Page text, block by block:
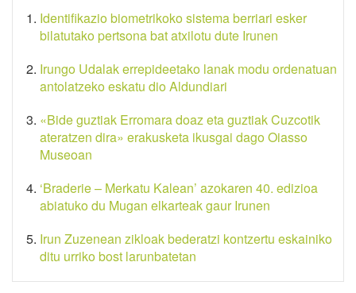
Identifikazio biometrikoko sistema berriari esker
bilatutako pertsona bat atxilotu dute Irunen
Irungo Udalak errepideetako lanak modu ordenatuan
antolatzeko eskatu dio Aldundiari
«Bide guztiak Erromara doaz eta guztiak Cuzcotik
ateratzen dira» erakusketa ikusgai dago Oiasso
Museoan
‘Braderie – Merkatu Kalean’ azokaren 40. edizioa
abiatuko du Mugan elkarteak gaur Irunen
Irun Zuzenean zikloak bederatzi kontzertu eskainiko
ditu urriko bost larunbatetan